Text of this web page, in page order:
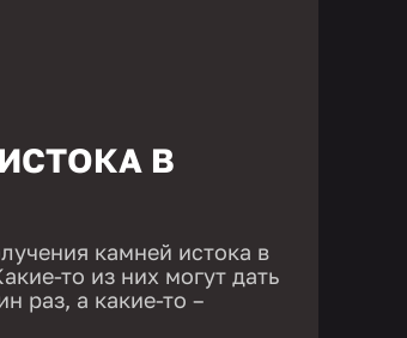
В
камней истока в
то из них могут дать
раз, а какие-то –